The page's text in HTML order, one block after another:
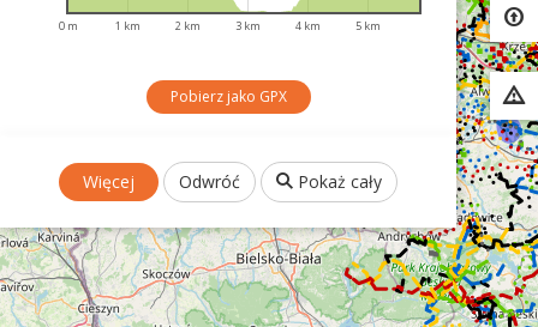
0 m 1 km 2 km 3 km 4 km 5 km
Pobierz jako GPX
Więcej Odwróć Pokaż cały